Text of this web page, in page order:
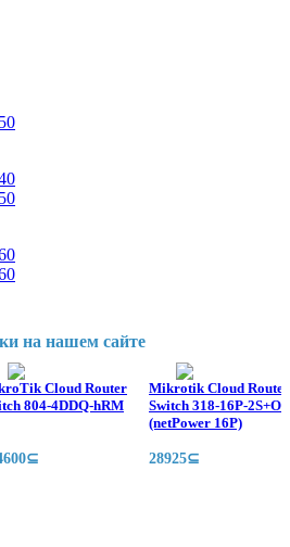
на нашем сайте
Cloud Router
804-4DDQ-hRM
Mikrotik Cloud Router
Switch 318-16P-
(netPower 16P)
28925⊆